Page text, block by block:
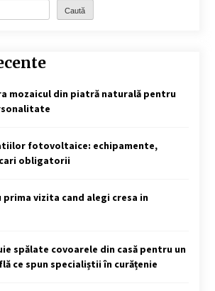
Caută
mozaicul din piatră naturală pentru
fotovoltaice: echipamente,
obligatorii
vizita cand alegi cresa in
spălate covoarele din casă pentru un
ce spun specialiștii în curățenie